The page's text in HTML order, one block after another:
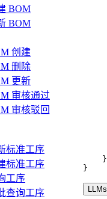
BOM
BOM
创建
删除
更新
审核通过
审核驳回
标准工序
标准工序
工序
查询工序
}
}